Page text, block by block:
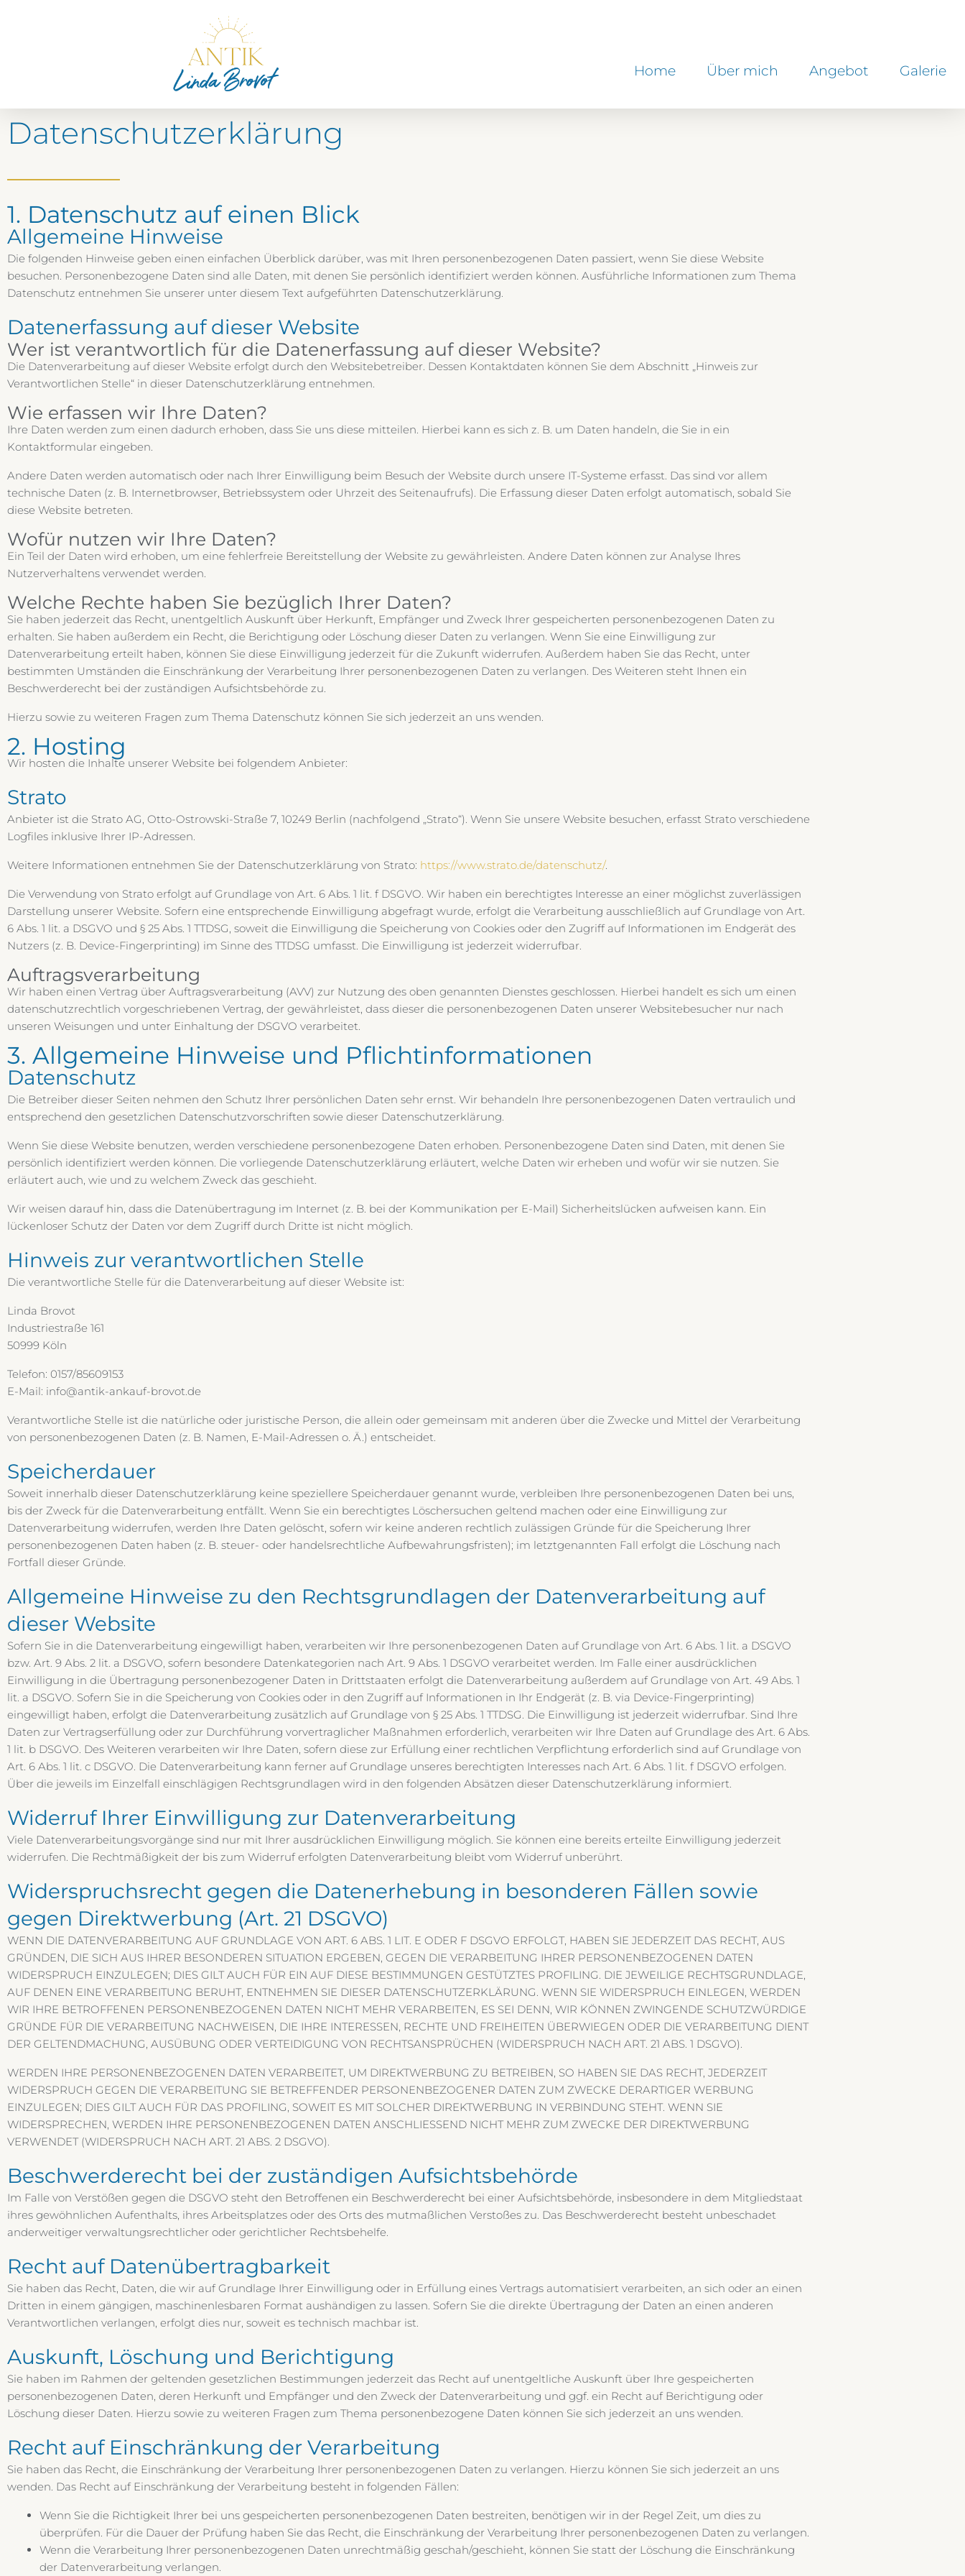
Home Über mich Angebot Galerie
Datenschutzerklärung
1. Datenschutz auf einen Blick
Allgemeine Hinweise
Die folgenden Hinweise geben einen einfachen Überblick darüber, was mit Ihren personenbezogenen Daten passiert, wenn Sie diese Website
besuchen. Personenbezogene Daten sind alle Daten, mit denen Sie persönlich identifiziert werden können. Ausführliche Informationen zum Thema
Datenschutz entnehmen Sie unserer unter diesem Text aufgeführten Datenschutzerklärung.
Datenerfassung auf dieser Website
Wer ist verantwortlich für die Datenerfassung auf dieser Website?
Die Datenverarbeitung auf dieser Website erfolgt durch den Websitebetreiber. Dessen Kontaktdaten können Sie dem Abschnitt „Hinweis zur
Verantwortlichen Stelle“ in dieser Datenschutzerklärung entnehmen.
Wie erfassen wir Ihre Daten?
Ihre Daten werden zum einen dadurch erhoben, dass Sie uns diese mitteilen. Hierbei kann es sich z. B. um Daten handeln, die Sie in ein
Kontaktformular eingeben.
Andere Daten werden automatisch oder nach Ihrer Einwilligung beim Besuch der Website durch unsere IT-Systeme erfasst. Das sind vor allem
technische Daten (z. B. Internetbrowser, Betriebssystem oder Uhrzeit des Seitenaufrufs). Die Erfassung dieser Daten erfolgt automatisch, sobald Sie
diese Website betreten.
Wofür nutzen wir Ihre Daten?
Ein Teil der Daten wird erhoben, um eine fehlerfreie Bereitstellung der Website zu gewährleisten. Andere Daten können zur Analyse Ihres
Nutzerverhaltens verwendet werden.
Welche Rechte haben Sie bezüglich Ihrer Daten?
Sie haben jederzeit das Recht, unentgeltlich Auskunft über Herkunft, Empfänger und Zweck Ihrer gespeicherten personenbezogenen Daten zu
erhalten. Sie haben außerdem ein Recht, die Berichtigung oder Löschung dieser Daten zu verlangen. Wenn Sie eine Einwilligung zur
Datenverarbeitung erteilt haben, können Sie diese Einwilligung jederzeit für die Zukunft widerrufen. Außerdem haben Sie das Recht, unter
bestimmten Umständen die Einschränkung der Verarbeitung Ihrer personenbezogenen Daten zu verlangen. Des Weiteren steht Ihnen ein
Beschwerderecht bei der zuständigen Aufsichtsbehörde zu.
Hierzu sowie zu weiteren Fragen zum Thema Datenschutz können Sie sich jederzeit an uns wenden.
2. Hosting
Wir hosten die Inhalte unserer Website bei folgendem Anbieter:
Strato
Anbieter ist die Strato AG, Otto-Ostrowski-Straße 7, 10249 Berlin (nachfolgend „Strato“). Wenn Sie unsere Website besuchen, erfasst Strato verschiedene
Logfiles inklusive Ihrer IP-Adressen.
Weitere Informationen entnehmen Sie der Datenschutzerklärung von Strato: https://www.strato.de/datenschutz/.
Die Verwendung von Strato erfolgt auf Grundlage von Art. 6 Abs. 1 lit. f DSGVO. Wir haben ein berechtigtes Interesse an einer möglichst zuverlässigen
Darstellung unserer Website. Sofern eine entsprechende Einwilligung abgefragt wurde, erfolgt die Verarbeitung ausschließlich auf Grundlage von Art.
6 Abs. 1 lit. a DSGVO und § 25 Abs. 1 TTDSG, soweit die Einwilligung die Speicherung von Cookies oder den Zugriff auf Informationen im Endgerät des
Nutzers (z. B. Device-Fingerprinting) im Sinne des TTDSG umfasst. Die Einwilligung ist jederzeit widerrufbar.
Auftragsverarbeitung
Wir haben einen Vertrag über Auftragsverarbeitung (AVV) zur Nutzung des oben genannten Dienstes geschlossen. Hierbei handelt es sich um einen
datenschutzrechtlich vorgeschriebenen Vertrag, der gewährleistet, dass dieser die personenbezogenen Daten unserer Websitebesucher nur nach
unseren Weisungen und unter Einhaltung der DSGVO verarbeitet.
3. Allgemeine Hinweise und Pflicht­informationen
Datenschutz
Die Betreiber dieser Seiten nehmen den Schutz Ihrer persönlichen Daten sehr ernst. Wir behandeln Ihre personenbezogenen Daten vertraulich und
entsprechend den gesetzlichen Datenschutzvorschriften sowie dieser Datenschutzerklärung.
Wenn Sie diese Website benutzen, werden verschiedene personenbezogene Daten erhoben. Personenbezogene Daten sind Daten, mit denen Sie
persönlich identifiziert werden können. Die vorliegende Datenschutzerklärung erläutert, welche Daten wir erheben und wofür wir sie nutzen. Sie
erläutert auch, wie und zu welchem Zweck das geschieht.
Wir weisen darauf hin, dass die Datenübertragung im Internet (z. B. bei der Kommunikation per E-Mail) Sicherheitslücken aufweisen kann. Ein
lückenloser Schutz der Daten vor dem Zugriff durch Dritte ist nicht möglich.
Hinweis zur verantwortlichen Stelle
Die verantwortliche Stelle für die Datenverarbeitung auf dieser Website ist:
Linda Brovot
Industriestraße 161
50999 Köln
Telefon: 0157/85609153
E-Mail: info@antik-ankauf-brovot.de
Verantwortliche Stelle ist die natürliche oder juristische Person, die allein oder gemeinsam mit anderen über die Zwecke und Mittel der Verarbeitung
von personenbezogenen Daten (z. B. Namen, E-Mail-Adressen o. Ä.) entscheidet.
Speicherdauer
Soweit innerhalb dieser Datenschutzerklärung keine speziellere Speicherdauer genannt wurde, verbleiben Ihre personenbezogenen Daten bei uns,
bis der Zweck für die Datenverarbeitung entfällt. Wenn Sie ein berechtigtes Löschersuchen geltend machen oder eine Einwilligung zur
Datenverarbeitung widerrufen, werden Ihre Daten gelöscht, sofern wir keine anderen rechtlich zulässigen Gründe für die Speicherung Ihrer
personenbezogenen Daten haben (z. B. steuer- oder handelsrechtliche Aufbewahrungsfristen); im letztgenannten Fall erfolgt die Löschung nach
Fortfall dieser Gründe.
Allgemeine Hinweise zu den Rechtsgrundlagen der Datenverarbeitung auf
dieser Website
Sofern Sie in die Datenverarbeitung eingewilligt haben, verarbeiten wir Ihre personenbezogenen Daten auf Grundlage von Art. 6 Abs. 1 lit. a DSGVO
bzw. Art. 9 Abs. 2 lit. a DSGVO, sofern besondere Datenkategorien nach Art. 9 Abs. 1 DSGVO verarbeitet werden. Im Falle einer ausdrücklichen
Einwilligung in die Übertragung personenbezogener Daten in Drittstaaten erfolgt die Datenverarbeitung außerdem auf Grundlage von Art. 49 Abs. 1
lit. a DSGVO. Sofern Sie in die Speicherung von Cookies oder in den Zugriff auf Informationen in Ihr Endgerät (z. B. via Device-Fingerprinting)
eingewilligt haben, erfolgt die Datenverarbeitung zusätzlich auf Grundlage von § 25 Abs. 1 TTDSG. Die Einwilligung ist jederzeit widerrufbar. Sind Ihre
Daten zur Vertragserfüllung oder zur Durchführung vorvertraglicher Maßnahmen erforderlich, verarbeiten wir Ihre Daten auf Grundlage des Art. 6 Abs.
1 lit. b DSGVO. Des Weiteren verarbeiten wir Ihre Daten, sofern diese zur Erfüllung einer rechtlichen Verpflichtung erforderlich sind auf Grundlage von
Art. 6 Abs. 1 lit. c DSGVO. Die Datenverarbeitung kann ferner auf Grundlage unseres berechtigten Interesses nach Art. 6 Abs. 1 lit. f DSGVO erfolgen.
Über die jeweils im Einzelfall einschlägigen Rechtsgrundlagen wird in den folgenden Absätzen dieser Datenschutzerklärung informiert.
Widerruf Ihrer Einwilligung zur Datenverarbeitung
Viele Datenverarbeitungsvorgänge sind nur mit Ihrer ausdrücklichen Einwilligung möglich. Sie können eine bereits erteilte Einwilligung jederzeit
widerrufen. Die Rechtmäßigkeit der bis zum Widerruf erfolgten Datenverarbeitung bleibt vom Widerruf unberührt.
Widerspruchsrecht gegen die Datenerhebung in besonderen Fällen sowie
gegen Direktwerbung (Art. 21 DSGVO)
WENN DIE DATENVERARBEITUNG AUF GRUNDLAGE VON ART. 6 ABS. 1 LIT. E ODER F DSGVO ERFOLGT, HABEN SIE JEDERZEIT DAS RECHT, AUS
GRÜNDEN, DIE SICH AUS IHRER BESONDEREN SITUATION ERGEBEN, GEGEN DIE VERARBEITUNG IHRER PERSONENBEZOGENEN DATEN
WIDERSPRUCH EINZULEGEN; DIES GILT AUCH FÜR EIN AUF DIESE BESTIMMUNGEN GESTÜTZTES PROFILING. DIE JEWEILIGE RECHTSGRUNDLAGE,
AUF DENEN EINE VERARBEITUNG BERUHT, ENTNEHMEN SIE DIESER DATENSCHUTZERKLÄRUNG. WENN SIE WIDERSPRUCH EINLEGEN, WERDEN
WIR IHRE BETROFFENEN PERSONENBEZOGENEN DATEN NICHT MEHR VERARBEITEN, ES SEI DENN, WIR KÖNNEN ZWINGENDE SCHUTZWÜRDIGE
GRÜNDE FÜR DIE VERARBEITUNG NACHWEISEN, DIE IHRE INTERESSEN, RECHTE UND FREIHEITEN ÜBERWIEGEN ODER DIE VERARBEITUNG DIENT
DER GELTENDMACHUNG, AUSÜBUNG ODER VERTEIDIGUNG VON RECHTSANSPRÜCHEN (WIDERSPRUCH NACH ART. 21 ABS. 1 DSGVO).
WERDEN IHRE PERSONENBEZOGENEN DATEN VERARBEITET, UM DIREKTWERBUNG ZU BETREIBEN, SO HABEN SIE DAS RECHT, JEDERZEIT
WIDERSPRUCH GEGEN DIE VERARBEITUNG SIE BETREFFENDER PERSONENBEZOGENER DATEN ZUM ZWECKE DERARTIGER WERBUNG
EINZULEGEN; DIES GILT AUCH FÜR DAS PROFILING, SOWEIT ES MIT SOLCHER DIREKTWERBUNG IN VERBINDUNG STEHT. WENN SIE
WIDERSPRECHEN, WERDEN IHRE PERSONENBEZOGENEN DATEN ANSCHLIESSEND NICHT MEHR ZUM ZWECKE DER DIREKTWERBUNG
VERWENDET (WIDERSPRUCH NACH ART. 21 ABS. 2 DSGVO).
Beschwerde­recht bei der zuständigen Aufsichts­behörde
Im Falle von Verstößen gegen die DSGVO steht den Betroffenen ein Beschwerderecht bei einer Aufsichtsbehörde, insbesondere in dem Mitgliedstaat
ihres gewöhnlichen Aufenthalts, ihres Arbeitsplatzes oder des Orts des mutmaßlichen Verstoßes zu. Das Beschwerderecht besteht unbeschadet
anderweitiger verwaltungsrechtlicher oder gerichtlicher Rechtsbehelfe.
Recht auf Daten­übertrag­barkeit
Sie haben das Recht, Daten, die wir auf Grundlage Ihrer Einwilligung oder in Erfüllung eines Vertrags automatisiert verarbeiten, an sich oder an einen
Dritten in einem gängigen, maschinenlesbaren Format aushändigen zu lassen. Sofern Sie die direkte Übertragung der Daten an einen anderen
Verantwortlichen verlangen, erfolgt dies nur, soweit es technisch machbar ist.
Auskunft, Löschung und Berichtigung
Sie haben im Rahmen der geltenden gesetzlichen Bestimmungen jederzeit das Recht auf unentgeltliche Auskunft über Ihre gespeicherten
personenbezogenen Daten, deren Herkunft und Empfänger und den Zweck der Datenverarbeitung und ggf. ein Recht auf Berichtigung oder
Löschung dieser Daten. Hierzu sowie zu weiteren Fragen zum Thema personenbezogene Daten können Sie sich jederzeit an uns wenden.
Recht auf Einschränkung der Verarbeitung
Sie haben das Recht, die Einschränkung der Verarbeitung Ihrer personenbezogenen Daten zu verlangen. Hierzu können Sie sich jederzeit an uns
wenden. Das Recht auf Einschränkung der Verarbeitung besteht in folgenden Fällen:
Wenn Sie die Richtigkeit Ihrer bei uns gespeicherten personenbezogenen Daten bestreiten, benötigen wir in der Regel Zeit, um dies zu
überprüfen. Für die Dauer der Prüfung haben Sie das Recht, die Einschränkung der Verarbeitung Ihrer personenbezogenen Daten zu verlangen.
Wenn die Verarbeitung Ihrer personenbezogenen Daten unrechtmäßig geschah/geschieht, können Sie statt der Löschung die Einschränkung
der Datenverarbeitung verlangen.